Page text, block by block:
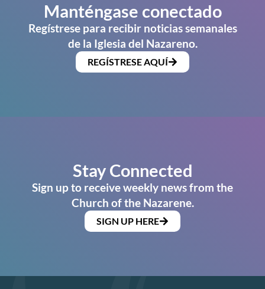
Manténgase conectado
Regístrese para recibir noticias semanales
de la Iglesia del Nazareno.
REGÍSTRESE AQUÍ
Stay Connected
Sign up to receive weekly news from the
Church of the Nazarene.
SIGN UP HERE